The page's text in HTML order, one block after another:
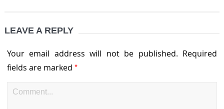
LEAVE A REPLY
Your email address will not be published. Required
fields are marked *